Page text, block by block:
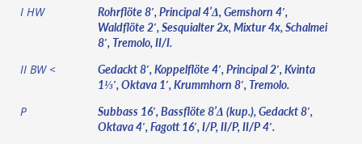
I HW
Rohrflöte 8′, Principal 4’Δ, Gemshorn 4′,
Waldflöte 2′, Sesquialter 2x, Mixtur 4x, Schalmei
8′, Tremolo, II/I.
II BW <
Gedackt 8′, Koppelflöte 4′, Principal 2′, Kvinta
1⅓′, Oktava 1′, Krummhorn 8′, Tremolo.
P
Subbass 16′, Bassflöte 8’Δ (kup.), Gedackt 8′,
Oktava 4′, Fagott 16′, I/P, II/P, II/P 4′.